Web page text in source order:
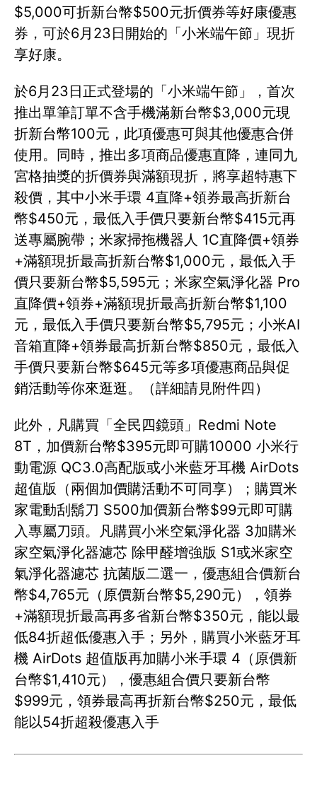
$5,000可折新台幣$500元折價券等好康優惠
券，可於6月23日開始的「小米端午節」現折
享好康。
於6月23日正式登場的「小米端午節」，首次
推出單筆訂單不含手機滿新台幣$3,000元現
折新台幣100元，此項優惠可與其他優惠合併
使用。同時，推出多項商品優惠直降，連同九
宮格抽獎的折價券與滿額現折，將享超特惠下
殺價，其中小米手環 4直降+領券最高折新台
幣$450元，最低入手價只要新台幣$415元再
送專屬腕帶；米家掃拖機器人 1C直降價+領券
+滿額現折最高折新台幣$1,000元，最低入手
價只要新台幣$5,595元；米家空氣淨化器 Pro
直降價+領券+滿額現折最高折新台幣$1,100
元，最低入手價只要新台幣$5,795元；小米AI
音箱直降+領券最高折新台幣$850元，最低入
手價只要新台幣$645元等多項優惠商品與促
銷活動等你來逛逛。（詳細請見附件四）
此外，凡購買「全民四鏡頭」Redmi Note
8T，加價新台幣$395元即可購10000 小米行
動電源 QC3.0高配版或小米藍牙耳機 AirDots
超值版（兩個加價購活動不可同享）；購買米
家電動刮鬍刀 S500加價新台幣$99元即可購
入專屬刀頭。凡購買小米空氣淨化器 3加購米
家空氣淨化器濾芯 除甲醛增強版 S1或米家空
氣淨化器濾芯 抗菌版二選一，優惠組合價新台
幣$4,765元（原價新台幣$5,290元），領券
+滿額現折最高再多省新台幣$350元，能以最
低84折超低優惠入手；另外，購買小米藍牙耳
機 AirDots 超值版再加購小米手環 4（原價新
台幣$1,410元），優惠組合價只要新台幣
$999元，領券最高再折新台幣$250元，最低
能以54折超殺優惠入手